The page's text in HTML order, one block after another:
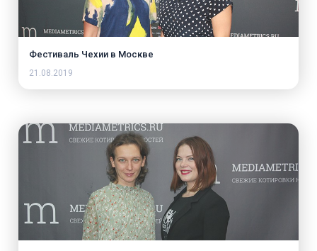
Фестиваль Чехии в Москве
21.08.2019